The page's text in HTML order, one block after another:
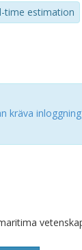
inertia and
the
between
when
surface.
time estimation
kräva